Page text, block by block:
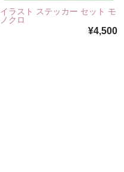
イラスト ステッカー セット モ
ノクロ
¥4,500